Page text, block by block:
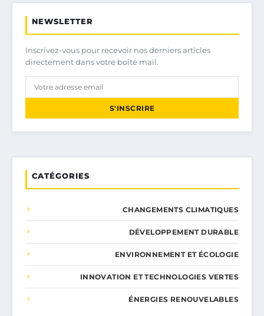
NEWSLETTER
Inscrivez-vous pour recevoir nos derniers articles
directement dans votre boîte mail.
S'INSCRIRE
CATÉGORIES
CHANGEMENTS CLIMATIQUES
DÉVELOPPEMENT DURABLE
ENVIRONNEMENT ET ÉCOLOGIE
INNOVATION ET TECHNOLOGIES VERTES
ÉNERGIES RENOUVELABLES